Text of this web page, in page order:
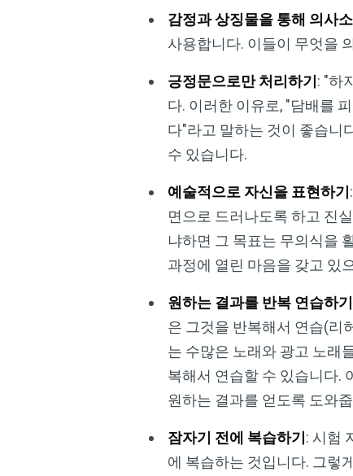
감정과 상징물을 통해 의사
사용합니다. 이들이 무엇을
긍정문으로만 처리하기: "하
다. 이러한 이유로, "담배를
다"라고 말하는 것이 좋습니
수 있습니다.
예술적으로 자신을 표현하기
면으로 드러나도록 하고 진
냐하면 그 목표는 무의식을
과정에 열린 마음을 갖고 있
원하는 결과를 반복 연습하기
은 그것을 반복해서 연습(리
는 수많은 노래와 광고 노래
복해서 연습할 수 있습니다.
원하는 결과를 얻도록 도와
잠자기 전에 복습하기: 시험
에 복습하는 것입니다. 그렇